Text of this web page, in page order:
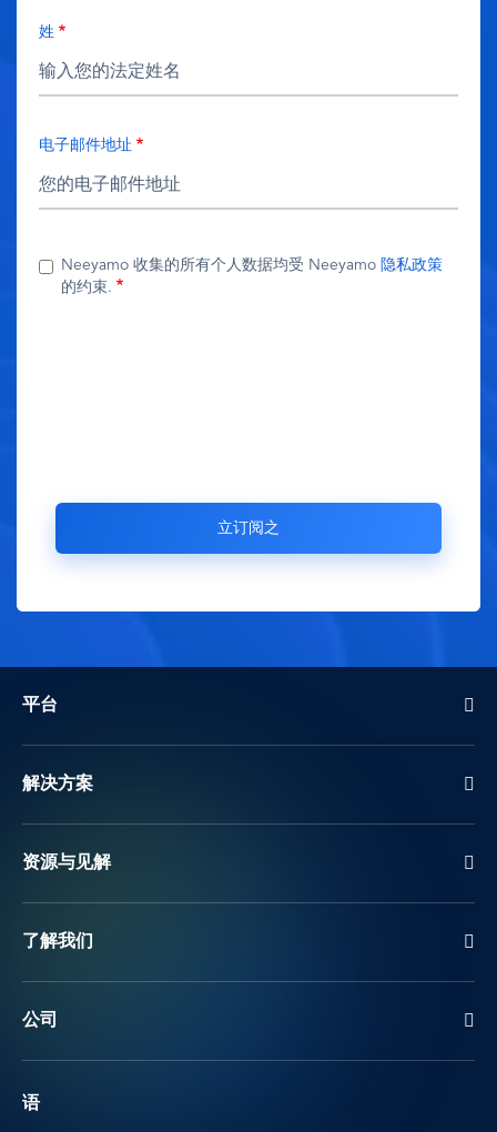
姓
电子邮件地址
Neeyamo 收集的所有个人数据均受 Neeyamo 隐私政策
的约束.
平台
解决方案
资源与见解
了解我们
公司
语